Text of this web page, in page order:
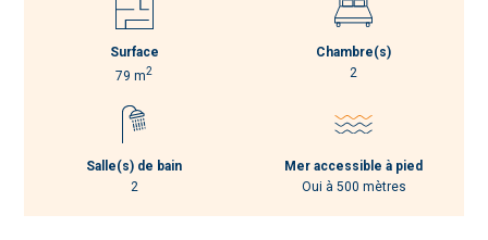
Surface
79 m2
Chambre(s)
2
Salle(s) de bain
2
Mer accessible à pied
Oui à 500 mètres